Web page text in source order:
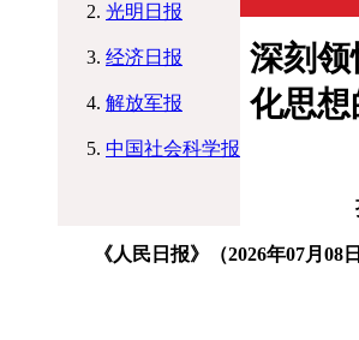
光明日报
经济日报
解放军报
中国社会科学报
深刻领
化思
《人民日报》（2026年07月08日